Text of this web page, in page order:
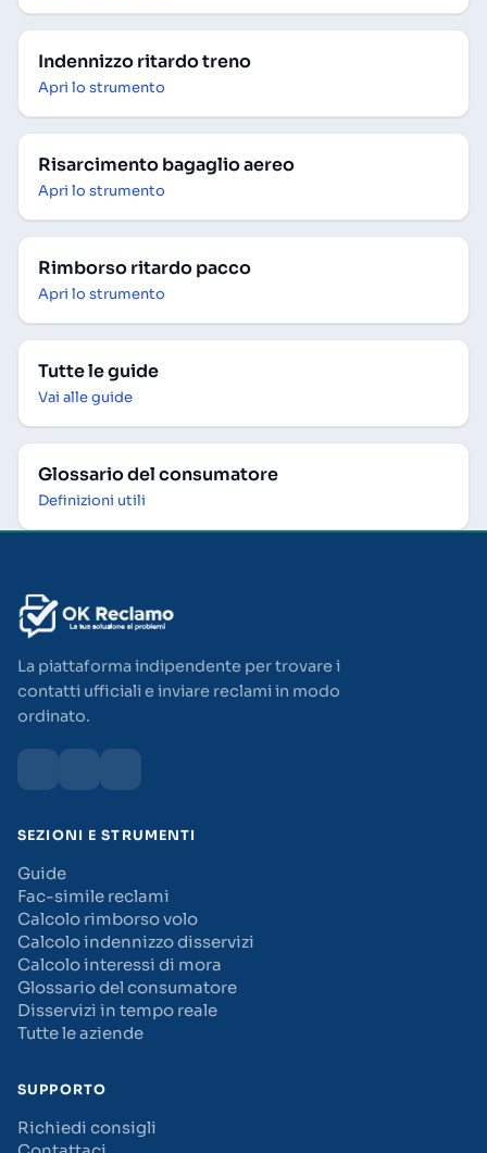
Indennizzo ritardo treno
Apri lo strumento
Risarcimento bagaglio aereo
Apri lo strumento
Rimborso ritardo pacco
Apri lo strumento
Tutte le guide
Vai alle guide
Glossario del consumatore
Definizioni utili
La piattaforma indipendente per trovare i
contatti ufficiali e inviare reclami in modo
ordinato.
SEZIONI E STRUMENTI
Guide
Fac-simile reclami
Calcolo rimborso volo
Calcolo indennizzo disservizi
Calcolo interessi di mora
Glossario del consumatore
Disservizi in tempo reale
Tutte le aziende
SUPPORTO
Richiedi consigli